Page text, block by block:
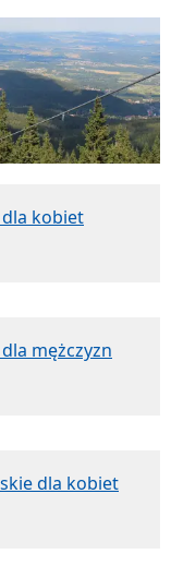
kobiet
mężczyzn
dla kobiet